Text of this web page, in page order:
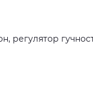
регулятор